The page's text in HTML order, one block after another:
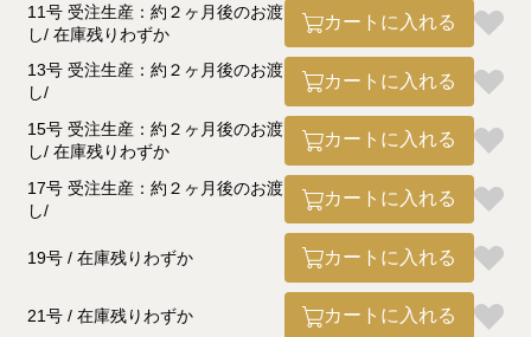
11号 受注生産：約２ヶ月後のお渡
し
在庫残りわずか
カートに入れる
13号 受注生産：約２ヶ月後のお渡
し
カートに入れる
15号 受注生産：約２ヶ月後のお渡
し
在庫残りわずか
カートに入れる
17号 受注生産：約２ヶ月後のお渡
し
カートに入れる
19号 在庫残りわずか カートに入れる
21号 在庫残りわずか カートに入れる